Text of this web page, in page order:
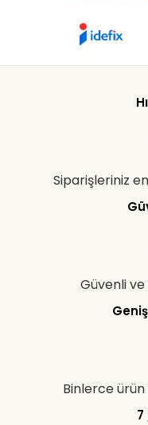
Siparişleriniz
Güvenli
Binlerce
7